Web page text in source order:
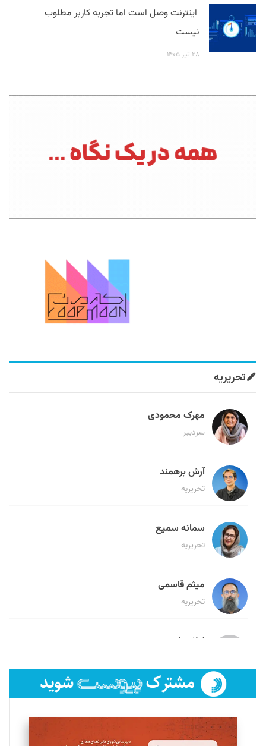
اینترنت وصل است اما تجربه کاربر مطلوب
نیست
۲۸ تیر ۱۴۰۵
تحریریه
مهرک محمودی
سردبیر
آرش برهمند
تحریریه
سمانه سمیع
تحریریه
میثم قاسمی
تحریریه
لیلا حنارود
فائزه فتحی رستمی
تحریریه